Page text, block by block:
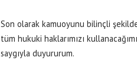
Son olarak kamuoyunu bilinçli
tüm hukuki haklarımızı
saygıyla duyururum.